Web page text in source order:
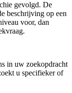
gevolgd. De
beschrijving op een
voor, dan
in uw zoekopdracht
u specifieker of